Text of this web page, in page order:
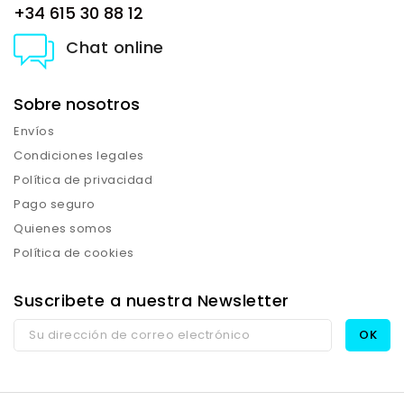
+34 615 30 88 12
Chat online
Sobre nosotros
Envíos
Condiciones legales
Política de privacidad
Pago seguro
Quienes somos
Política de cookies
Suscribete a nuestra Newsletter